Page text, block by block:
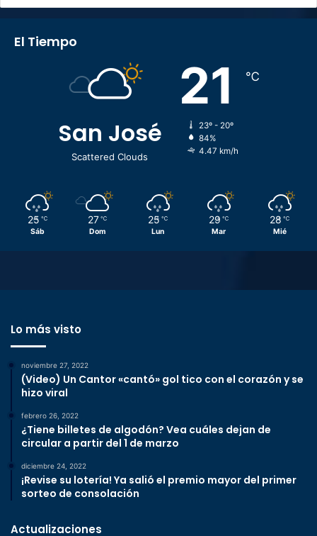
El Tiempo
San José
Scattered Clouds
21 ℃
23º - 20º
84%
4.47 km/h
25 ℃
Sáb
27 ℃
Dom
25 ℃
Lun
29 ℃
Mar
28 ℃
Mié
Lo más visto
noviembre 27, 2022
(Video) Un Cantor «cantó» gol tico con el corazón y se
hizo viral
febrero 26, 2022
¿Tiene billetes de algodón? Vea cuáles dejan de
circular a partir del 1 de marzo
diciembre 24, 2022
¡Revise su lotería! Ya salió el premio mayor del primer
sorteo de consolación
Actualizaciones